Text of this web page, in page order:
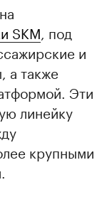
SKM , под
и
а также
Эти
линейку
крупными